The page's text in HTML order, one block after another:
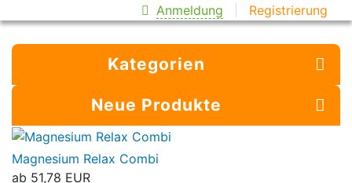
Anmeldung Registrierung
Kategorien
Neue Produkte
Magnesium Relax Combi
ab 51,78 EUR